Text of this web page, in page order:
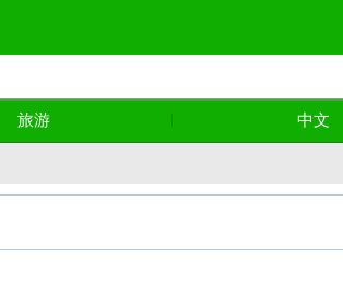
旅游 中文